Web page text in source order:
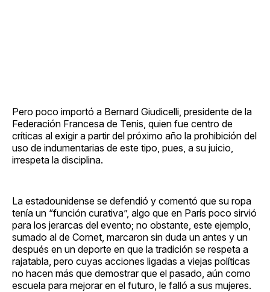
Pero poco importó a Bernard Giudicelli, presidente de la
Federación Francesa de Tenis, quien fue centro de
críticas al exigir a partir del próximo año la prohibición del
uso de indumentarias de este tipo, pues, a su juicio,
irrespeta la disciplina.
La estadounidense se defendió y comentó que su ropa
tenía un “función curativa”, algo que en París poco sirvió
para los jerarcas del evento; no obstante, este ejemplo,
sumado al de Cornet, marcaron sin duda un antes y un
después en un deporte en que la tradición se respeta a
rajatabla, pero cuyas acciones ligadas a viejas políticas
no hacen más que demostrar que el pasado, aún como
escuela para mejorar en el futuro, le falló a sus mujeres.